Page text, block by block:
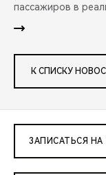
пассажиров в
К СПИСКУ
ЗАПИСАТЬСЯ